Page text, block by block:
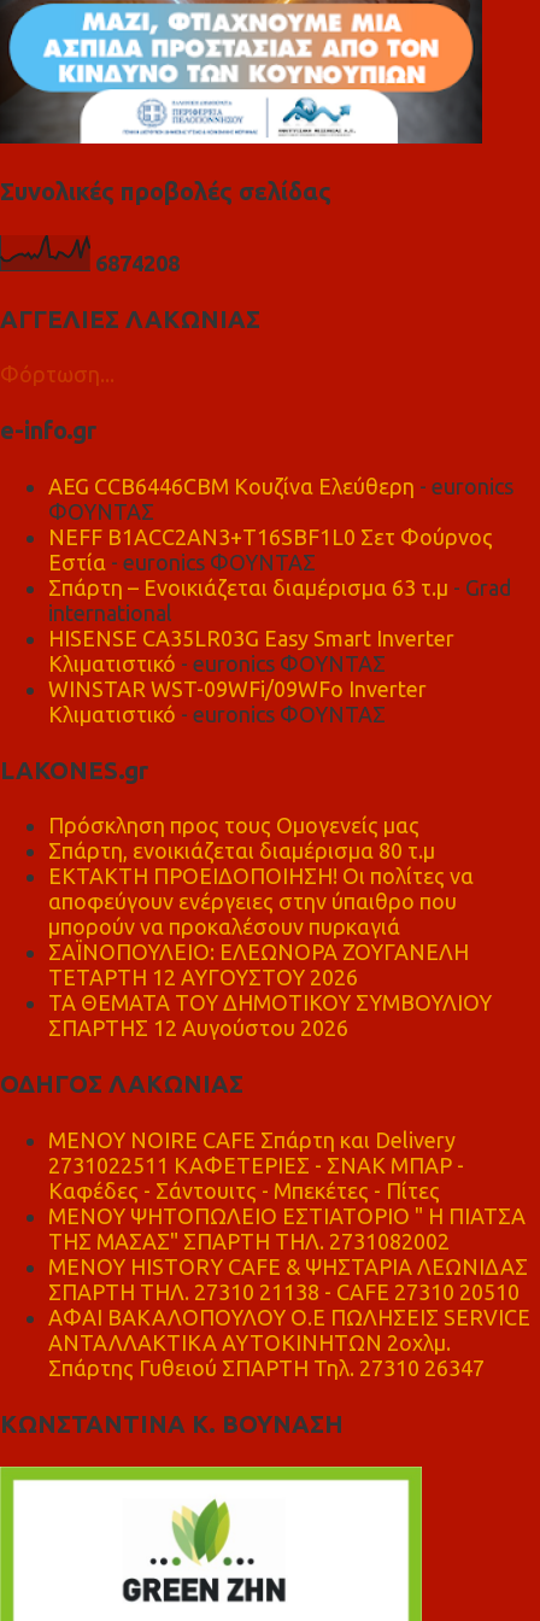
Συνολικές προβολές σελίδας
6874208
ΑΓΓΕΛΙΕΣ ΛΑΚΩΝΙΑΣ
Φόρτωση...
e-info.gr
AEG CCB6446CBM Κουζίνα Ελεύθερη - euronics
ΦΟΥΝΤΑΣ
NEFF B1ACC2AN3+T16SBF1L0 Σετ Φούρνος
Εστία - euronics ΦΟΥΝΤΑΣ
Σπάρτη – Ενοικιάζεται διαμέρισμα 63 τ.μ - Grad
international
HISENSE CA35LR03G Easy Smart Inverter
Κλιματιστικό - euronics ΦΟΥΝΤΑΣ
WINSTAR WST-09WFi/09WFo Inverter
Κλιματιστικό - euronics ΦΟΥΝΤΑΣ
LAKONES.gr
Πρόσκληση προς τους Ομογενείς μας
Σπάρτη, ενοικιάζεται διαμέρισμα 80 τ.μ
ΕΚΤΑΚΤΗ ΠΡΟΕΙΔΟΠΟΙΗΣΗ! Οι πολίτες να
αποφεύγουν ενέργειες στην ύπαιθρο που
μπορούν να προκαλέσουν πυρκαγιά
ΣΑΪΝΟΠΟΥΛΕΙΟ: ΕΛΕΩΝΟΡΑ ΖΟΥΓΑΝΕΛΗ
ΤΕΤΑΡΤΗ 12 ΑΥΓΟΥΣΤΟΥ 2026
ΤΑ ΘΕΜΑΤΑ ΤΟΥ ΔΗΜΟΤΙΚΟΥ ΣΥΜΒΟΥΛΙΟΥ
ΣΠΑΡΤΗΣ 12 Αυγούστου 2026
ΟΔΗΓΟΣ ΛΑΚΩΝΙΑΣ
MENOY NOIRE CAFE Σπάρτη και Delivery
2731022511 ΚΑΦΕΤΕΡΙΕΣ - ΣΝΑΚ ΜΠΑΡ -
Καφέδες - Σάντουιτς - Μπεκέτες - Πίτες
ΜΕΝΟΥ ΨΗΤΟΠΩΛΕΙΟ ΕΣΤΙΑΤΟΡΙΟ " Η ΠΙΑΤΣΑ
ΤΗΣ ΜΑΣΑΣ" ΣΠΑΡΤΗ ΤΗΛ. 2731082002
ΜΕΝΟΥ HISTORY CAFE & ΨΗΣΤΑΡΙΑ ΛΕΩΝΙΔΑΣ
ΣΠΑΡΤΗ ΤΗΛ. 27310 21138 - CAFE 27310 20510
ΑΦΑΙ ΒΑΚΑΛΟΠΟΥΛΟΥ Ο.Ε ΠΩΛΗΣΕΙΣ SERVICE
ΑΝΤΑΛΛΑΚΤΙΚΑ ΑΥΤΟΚΙΝΗΤΩΝ 2οχλμ.
Σπάρτης Γυθειού ΣΠΑΡΤΗ Τηλ. 27310 26347
ΚΩΝΣΤΑΝΤΙΝΑ Κ. ΒΟΥΝΑΣΗ